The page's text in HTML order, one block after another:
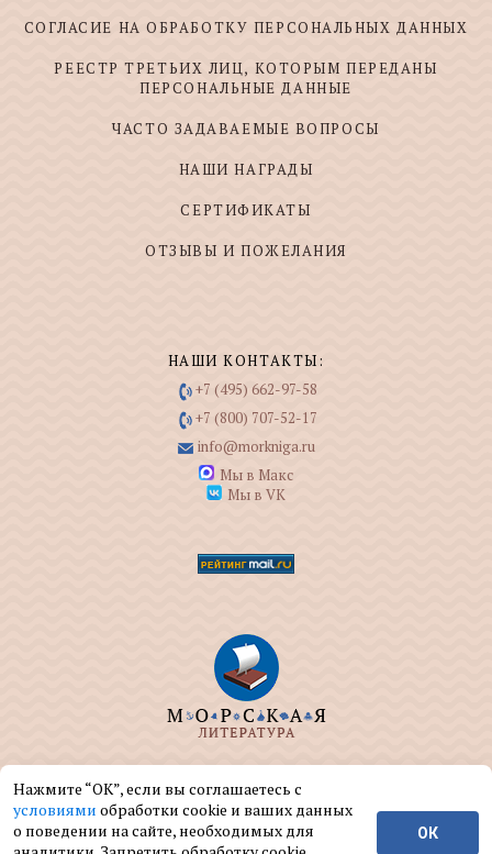
СОГЛАСИЕ НА ОБРАБОТКУ ПЕРСОНАЛЬНЫХ ДАННЫХ
РЕЕСТР ТРЕТЬИХ ЛИЦ, КОТОРЫМ ПЕРЕДАНЫ
ПЕРСОНАЛЬНЫЕ ДАННЫЕ
ЧАСТО ЗАДАВАЕМЫЕ ВОПРОСЫ
НАШИ НАГРАДЫ
СЕРТИФИКАТЫ
ОТЗЫВЫ И ПОЖЕЛАНИЯ
НАШИ КОНТАКТЫ:
+7 (495) 662-97-58
+7 (800) 707-52-17
info@morkniga.ru
Мы в Макс
Мы в VK
ООО "МОРКНИГА" занимается изданием и
реализацией книг на морскую тематику.
© ООО "МОРКНИГА", 2004 — 2026 г.
Нажмите “ОК”, если вы соглашаетесь с
условиями обработки cookie и ваших данных
о поведении на сайте, необходимых для
ОК